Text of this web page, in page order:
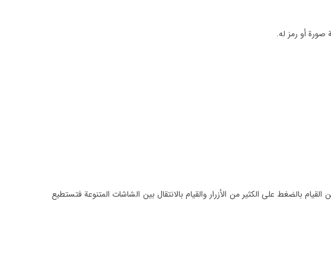
أو رمز له.
بالضغط على الكثير من الأزرار والقيام بالانتقال بين الشاشات المتنوعة فتستطيع